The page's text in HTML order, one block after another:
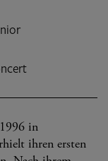
in
ihren ersten